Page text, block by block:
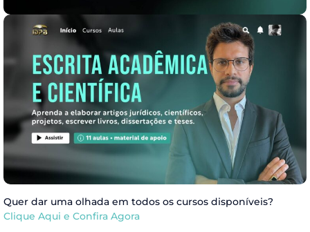
Quer dar uma olhada em todos os cursos disponíveis?
Clique Aqui e Confira Agora